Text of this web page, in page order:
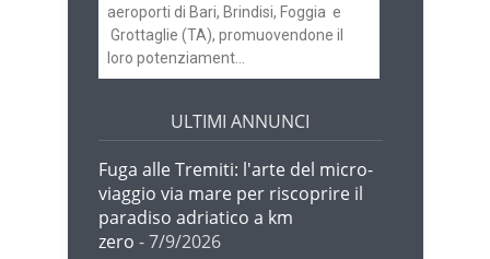
aeroporti di Bari, Brindisi, Foggia e
Grottaglie (TA), promuovendone il
loro potenziament...
ULTIMI ANNUNCI
Fuga alle Tremiti: l'arte del micro-
viaggio via mare per riscoprire il
paradiso adriatico a km
zero - 7/9/2026